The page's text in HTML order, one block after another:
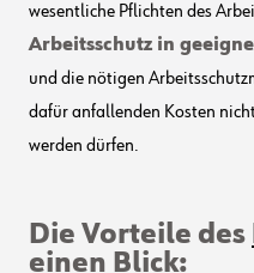
wesentliche Pflichten des
Arbeitsschutz in
und die nötigen
dafür anfallenden Kosten
werden dürfen.
Die Vorteile des
einen Blick: